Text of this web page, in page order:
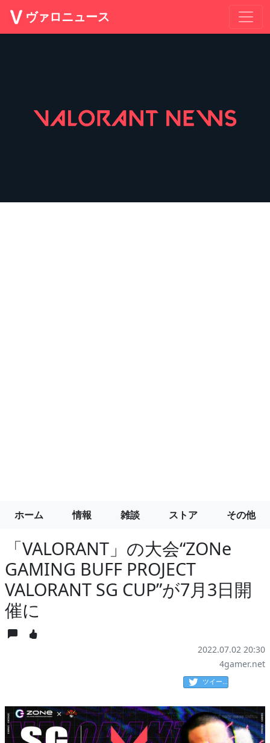
ヴァロニュース
ホーム 情報 雑談 ストア その他
「VALORANT」の大会“ZONe
GAMING BUFF PROJECT
VALORANT SG CUP”が7月3日開
催に
2022.07.02 20:30
4gamer.net
ツイート